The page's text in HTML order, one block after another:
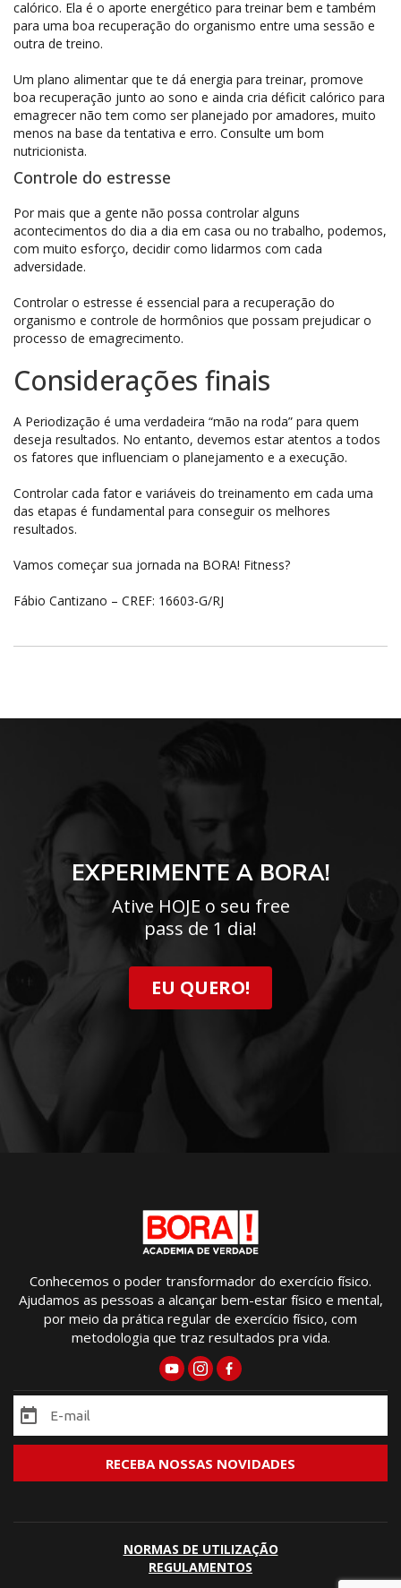
calórico. Ela é o aporte energético para treinar bem e também
para uma boa recuperação do organismo entre uma sessão e
outra de treino.
Um plano alimentar que te dá energia para treinar, promove
boa recuperação junto ao sono e ainda cria déficit calórico para
emagrecer não tem como ser planejado por amadores, muito
menos na base da tentativa e erro. Consulte um bom
nutricionista.
Controle do estresse
Por mais que a gente não possa controlar alguns
acontecimentos do dia a dia em casa ou no trabalho, podemos,
com muito esforço, decidir como lidarmos com cada
adversidade.
Controlar o estresse é essencial para a recuperação do
organismo e controle de hormônios que possam prejudicar o
processo de emagrecimento.
Considerações finais
A Periodização é uma verdadeira “mão na roda” para quem
deseja resultados. No entanto, devemos estar atentos a todos
os fatores que influenciam o planejamento e a execução.
Controlar cada fator e variáveis do treinamento em cada uma
das etapas é fundamental para conseguir os melhores
resultados.
Vamos começar sua jornada na BORA! Fitness?
Fábio Cantizano – CREF: 16603-G/RJ
EXPERIMENTE A BORA!
Ative HOJE o seu free
pass de 1 dia!
EU QUERO!
Conhecemos o poder transformador do exercício físico.
Ajudamos as pessoas a alcançar bem-estar físico e mental,
por meio da prática regular de exercício físico, com
metodologia que traz resultados pra vida.
NORMAS DE UTILIZAÇÃO
REGULAMENTOS